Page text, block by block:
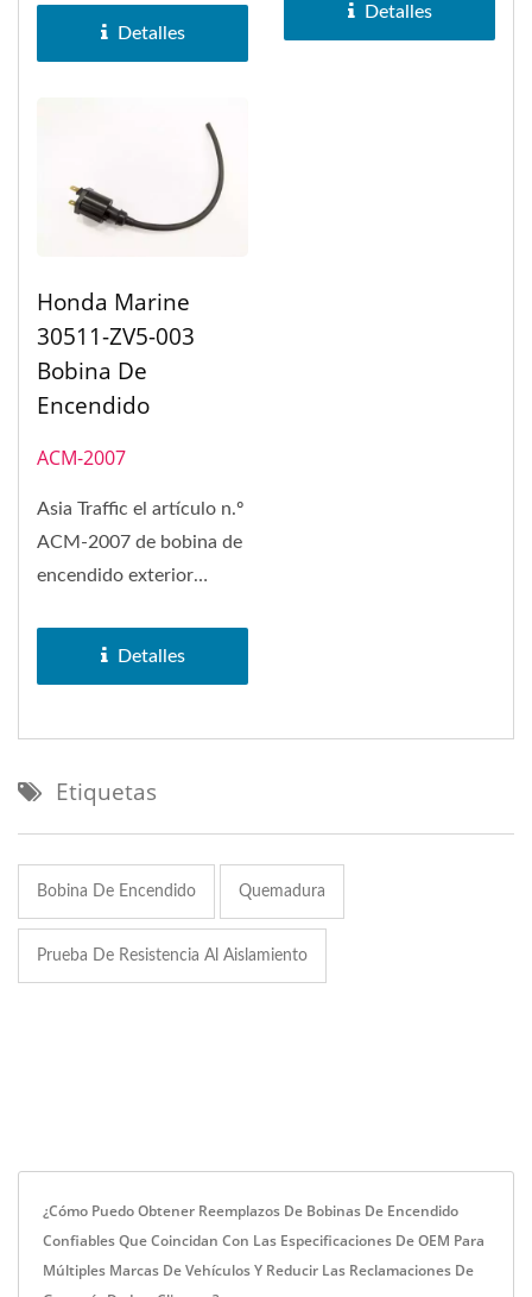
Ford Fiesta, Ford...
Detalles
Detalles
Honda Marine
30511-ZV5-003
Bobina De
Encendido
ACM-2007
Asia Traffic el artículo n.º
ACM-2007 de bobina de
encendido exterior
Detalles
Etiquetas
Bobina De Encendido Quemadura
Prueba De Resistencia Al Aislamiento
¿Cómo Puedo Obtener Reemplazos De Bobinas De Encendido
Confiables Que Coincidan Con Las Especificaciones De OEM Para
Múltiples Marcas De Vehículos Y Reducir Las Reclamaciones De